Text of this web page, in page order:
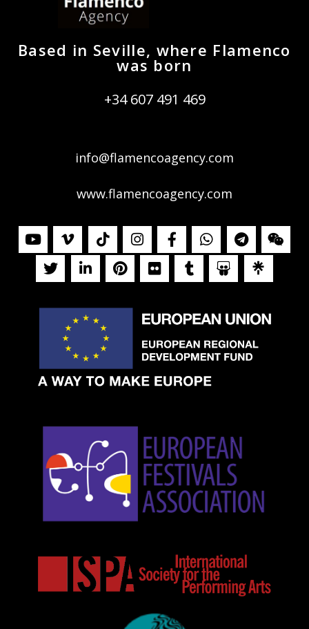
Based in Seville, where Flamenco
was born
+34 607 491 469
info@flamencoagency.com
www.flamencoagency.com